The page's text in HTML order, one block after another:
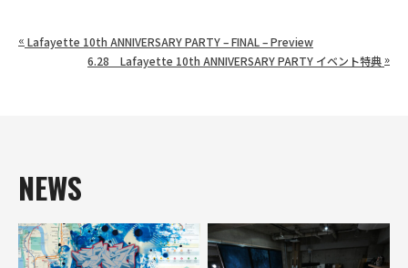
« Lafayette 10th ANNIVERSARY PARTY – FINAL – Preview
6.28 Lafayette 10th ANNIVERSARY PARTY イベント特典»
NEWS